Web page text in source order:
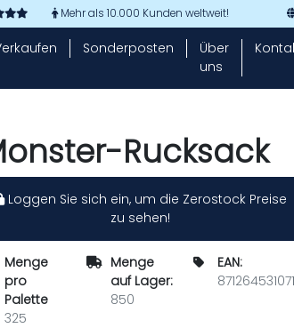
Mehr als 10.000 Kunden weltweit!
Sonderposten
Über
uns
Rucksack
Loggen Sie sich ein, um die Zerostock Preise
zu sehen!
Menge
pro
Palette
325
Menge
auf Lager:
850
EAN: